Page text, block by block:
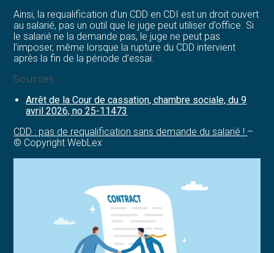
Ainsi, la requalification d’un CDD en CDI est un droit ouvert
au salarié, pas un outil que le juge peut utiliser d’office. Si
le salarié ne la demande pas, le juge ne peut pas
l’imposer, même lorsque la rupture du CDD intervient
après la fin de la période d’essai.
Sources :
Arrêt de la Cour de cassation, chambre sociale, du 9
avril 2026, no 25-11473
CDD : pas de requalification sans demande du salarié ! –
© Copyright WebLex